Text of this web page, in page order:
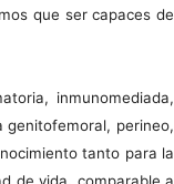
que ser capaces de
inmunomediada,
genitofemoral, perineo,
tanto para la